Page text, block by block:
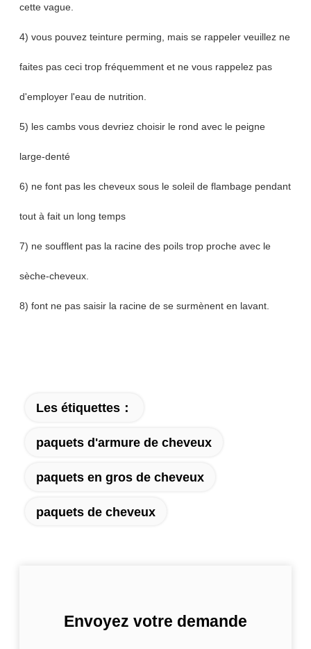
cette vague.
4) vous pouvez teinture perming, mais se rappeler veuillez ne
faites pas ceci trop fréquemment et ne vous rappelez pas
d'employer l'eau de nutrition.
5) les cambs vous devriez choisir le rond avec le peigne
large-denté
6) ne font pas les cheveux sous le soleil de flambage pendant
tout à fait un long temps
7) ne soufflent pas la racine des poils trop proche avec le
sèche-cheveux.
8) font ne pas saisir la racine de se surmènent en lavant.
Les étiquettes：
paquets d'armure de cheveux
paquets en gros de cheveux
paquets de cheveux
Envoyez votre demande